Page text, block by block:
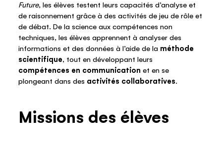
Future, les élèves testent leurs capacités d’analyse et
de raisonnement grâce à des activités de jeu de rôle et
de débat. De la science aux compétences non
techniques, les élèves apprennent à analyser des
informations et des données à l’aide de la méthode
scientifique, tout en développant leurs
compétences en communication et en se
plongeant dans des activités collaboratives.
Missions des élèves